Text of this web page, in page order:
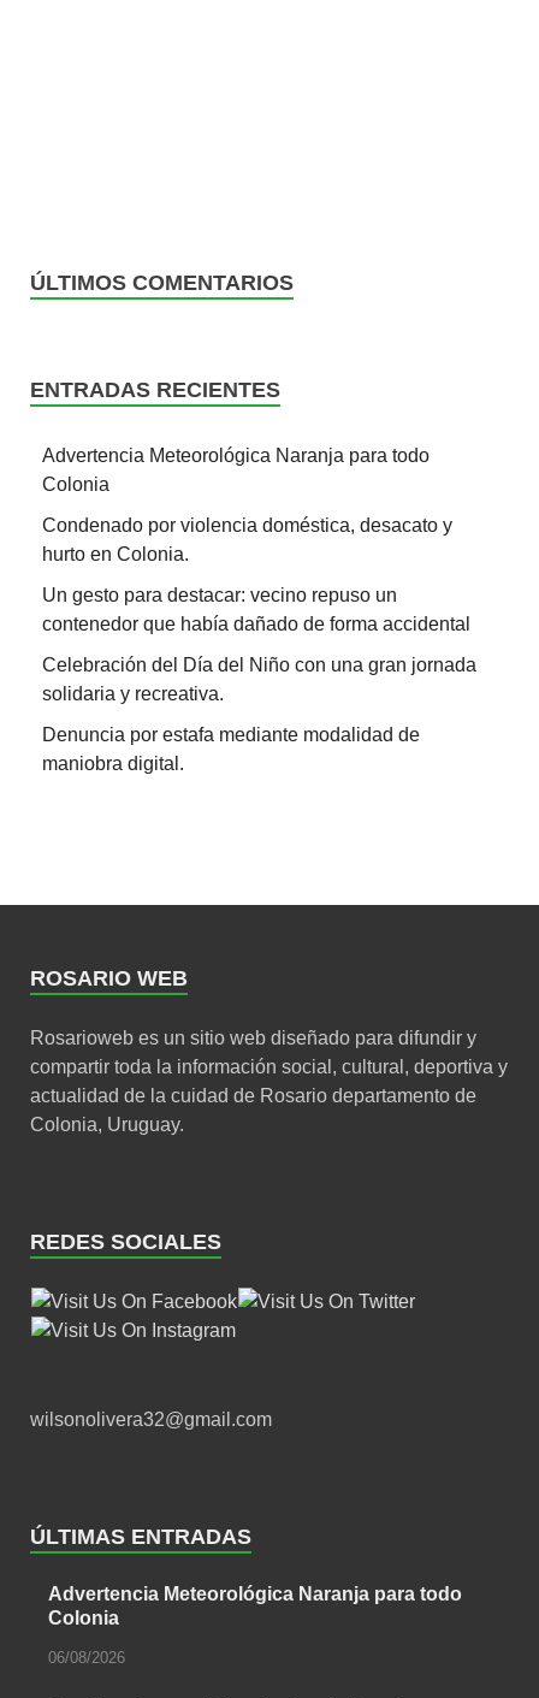
ÚLTIMOS COMENTARIOS
ENTRADAS RECIENTES
Advertencia Meteorológica Naranja para todo
Colonia
Condenado por violencia doméstica, desacato y
hurto en Colonia.
Un gesto para destacar: vecino repuso un
contenedor que había dañado de forma accidental
Celebración del Día del Niño con una gran jornada
solidaria y recreativa.
Denuncia por estafa mediante modalidad de
maniobra digital.
ROSARIO WEB
Rosarioweb es un sitio web diseñado para difundir y
compartir toda la información social, cultural, deportiva y
actualidad de la cuidad de Rosario departamento de
Colonia, Uruguay.
REDES SOCIALES
wilsonolivera32@gmail.com
ÚLTIMAS ENTRADAS
Advertencia Meteorológica Naranja para todo
Colonia
06/08/2026